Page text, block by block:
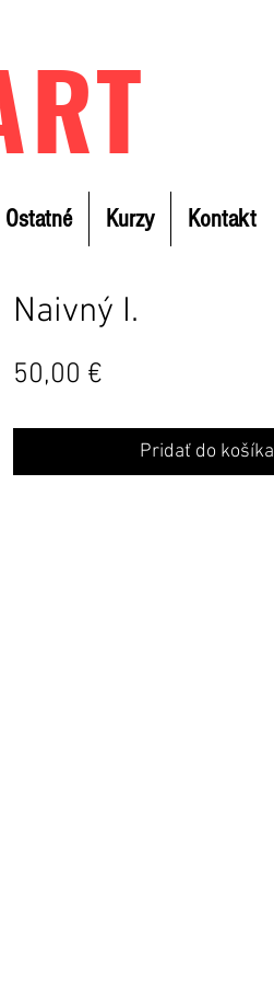
Ostatné Kurzy Kontakt
Naivný I.
50,00 €
Pridať do košíka